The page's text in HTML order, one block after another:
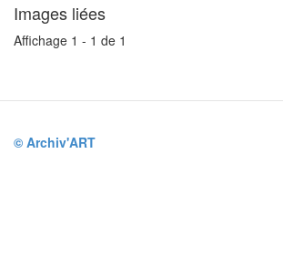
Images liées
Affichage 1 - 1 de 1
© Archiv'ART